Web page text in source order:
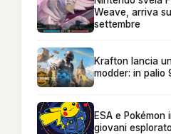
Weave, arriva
settembre
Krafton lancia
modder: in palio
ESA e Pokémon
giovani